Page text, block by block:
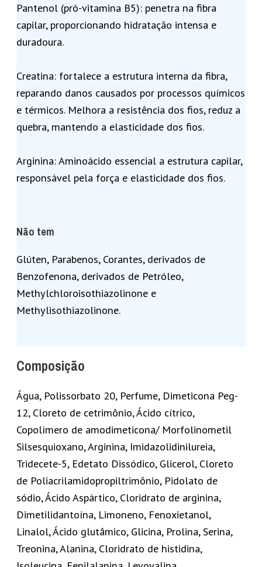
Pantenol (pró-vitamina B5): penetra na fibra
capilar, proporcionando hidratação intensa e
duradoura.
Creatina: fortalece a estrutura interna da fibra,
reparando danos causados por processos químicos
e térmicos. Melhora a resistência dos fios, reduz a
quebra, mantendo a elasticidade dos fios.
Arginina: Aminoácido essencial a estrutura capilar,
responsável pela força e elasticidade dos fios.
Não tem
Glúten, Parabenos, Corantes, derivados de
Benzofenona, derivados de Petróleo,
Methylchloroisothiazolinone e
Methylisothiazolinone.
Composição
Água, Polissorbato 20, Perfume, Dimeticona Peg-
12, Cloreto de cetrimônio, Ácido cítrico,
Copolímero de amodimeticona/ Morfolinometil
Silsesquioxano, Arginina, Imidazolidinilureia,
Tridecete-5, Edetato Dissódico, Glicerol, Cloreto
de Poliacrilamidopropiltrimônio, Pidolato de
sódio, Ácido Aspártico, Cloridrato de arginina,
Dimetilidantoína, Limoneno, Fenoxietanol,
Linalol, Ácido glutâmico, Glicina, Prolina, Serina,
Treonina, Alanina, Cloridrato de histidina,